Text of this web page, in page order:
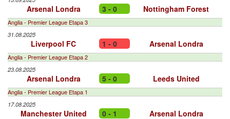
Arsenal Londra 3 - 0 Nottingham Forest
Anglia - Premier League Etapa 3
31.08.2025
Liverpool FC 1 - 0 Arsenal Londra
Anglia - Premier League Etapa 2
23.08.2025
Arsenal Londra 5 - 0 Leeds United
Anglia - Premier League Etapa 1
17.08.2025
Manchester United 0 - 1 Arsenal Londra